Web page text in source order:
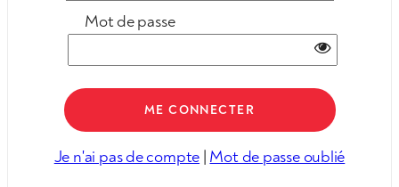
Mot de passe
Je n'ai pas de compte | Mot de passe oublié